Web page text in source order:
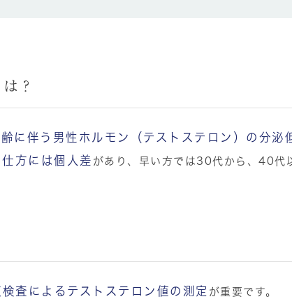
？
に伴う男性ホルモン（テストステロン）の分泌
方には個人差 があり、早い方では30代から、40代
検査によるテストステロン値の測定 が重要です。